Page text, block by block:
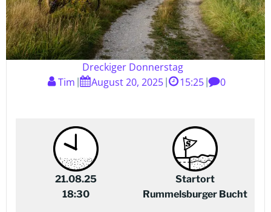
Dreckiger Donnerstag
Tim
August 20, 2025 15:25 0
21.08.25
18:30
Startort
Rummelsburger Bucht